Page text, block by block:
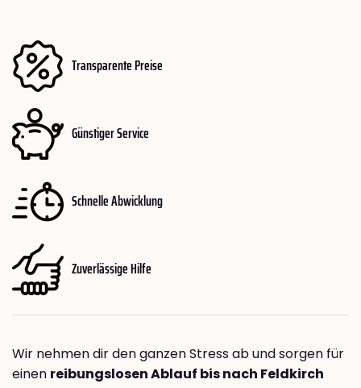
Transparente Preise
Günstiger Service
Schnelle Abwicklung
Zuverlässige Hilfe
Wir nehmen dir den ganzen Stress ab und sorgen für
einen reibungslosen Ablauf bis nach Feldkirch